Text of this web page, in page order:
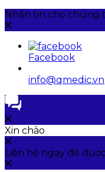
Nhắn tin cho chúng
Facebook
info@qmedic.vn
Xin chào
Liên hệ ngay để